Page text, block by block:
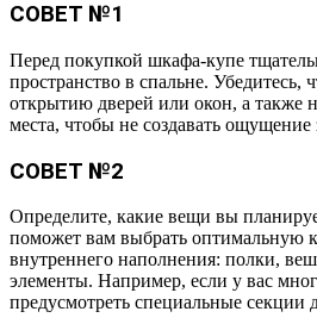
СОВЕТ №1
Перед покупкой шкафа-купе
пространство в спальне. Убедитесь,
открытию дверей или окон, а также
места, чтобы не создавать
СОВЕТ №2
Определите, какие вещи вы
поможет вам выбрать оптимальную
внутреннего наполнения: полки,
элементы. Например, если у вас
предусмотреть специальные секции